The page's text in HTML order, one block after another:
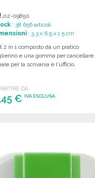
02-09850
: 38 656 articoli
: 3.3 x 6.5 x 1.5 cm
2 in 1 composto da un pratico
e una gomma per cancellare,
per la scrivania e l'ufficio.
DA
€IVA ESCLUSA